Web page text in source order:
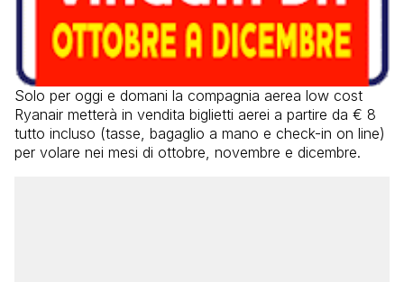
Solo per oggi e domani la compagnia aerea low cost
Ryanair metterà in vendita biglietti aerei a partire da € 8
tutto incluso (tasse, bagaglio a mano e check-in on line)
per volare nei mesi di ottobre, novembre e dicembre.